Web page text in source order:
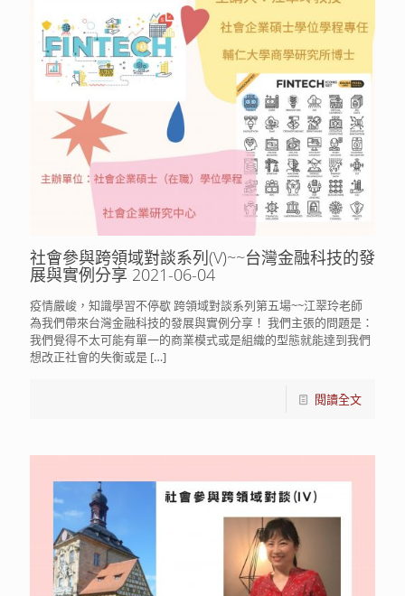
社會參與跨領域對談系列(V)~~台灣金融科技的發
展與實例分享 2021-06-04
疫情嚴峻，知識學習不停歇 跨領域對談系列第五場~~江翠玲老師
為我們帶來台灣金融科技的發展與實例分享！ 我們主張的問題是：
我們覺得不太可能有單一的商業模式或是組織的型態就能達到我們
想改正社會的失衡或是 […]
閱讀全文